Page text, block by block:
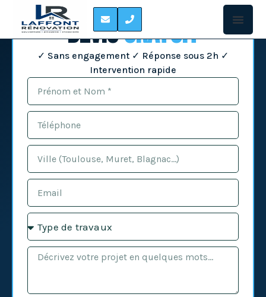
DevisGratuit
✓ Sans engagement ✓ Réponse sous 2h ✓
Intervention rapide